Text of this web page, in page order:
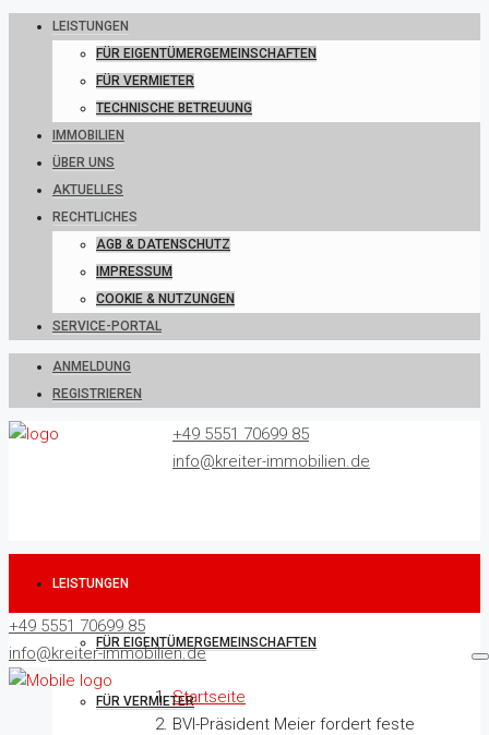
LEISTUNGEN
FÜR EIGENTÜMERGEMEINSCHAFTEN
FÜR VERMIETER
TECHNISCHE BETREUUNG
IMMOBILIEN
ÜBER UNS
AKTUELLES
RECHTLICHES
AGB & DATENSCHUTZ
IMPRESSUM
COOKIE & NUTZUNGEN
SERVICE-PORTAL
ANMELDUNG
REGISTRIEREN
+49 5551 70699 85
info@kreiter-immobilien.de
LEISTUNGEN
FÜR EIGENTÜMERGEMEINSCHAFTEN
FÜR VERMIETER
+49 5551 70699 85
info@kreiter-immobilien.de
Startseite
BVI-Präsident Meier fordert feste